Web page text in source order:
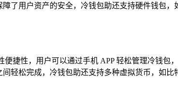
了用户资产的安全，冷钱包助还支持硬件钱包，
捷性，用户可以通过手机 APP 轻松管理冷钱
轻松完成，冷钱包助还支持多种虚拟货币，如